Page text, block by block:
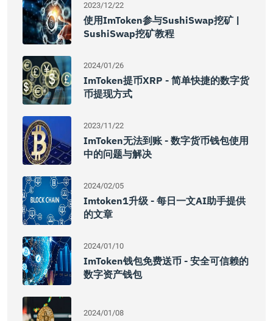
2023/12/22
使用imToken参与SushiSwap挖矿 |
SushiSwap挖矿教程
2024/01/26
ImToken提币XRP - 简单快捷的数字货
币提现方式
2023/11/22
ImToken无法到账 - 数字货币钱包使用
中的问题与解决
2024/02/05
Imtoken1升级 - 每日一文AI助手提供
的文章
2024/01/10
ImToken钱包免费送币 - 安全可信赖的
数字资产钱包
2024/01/08